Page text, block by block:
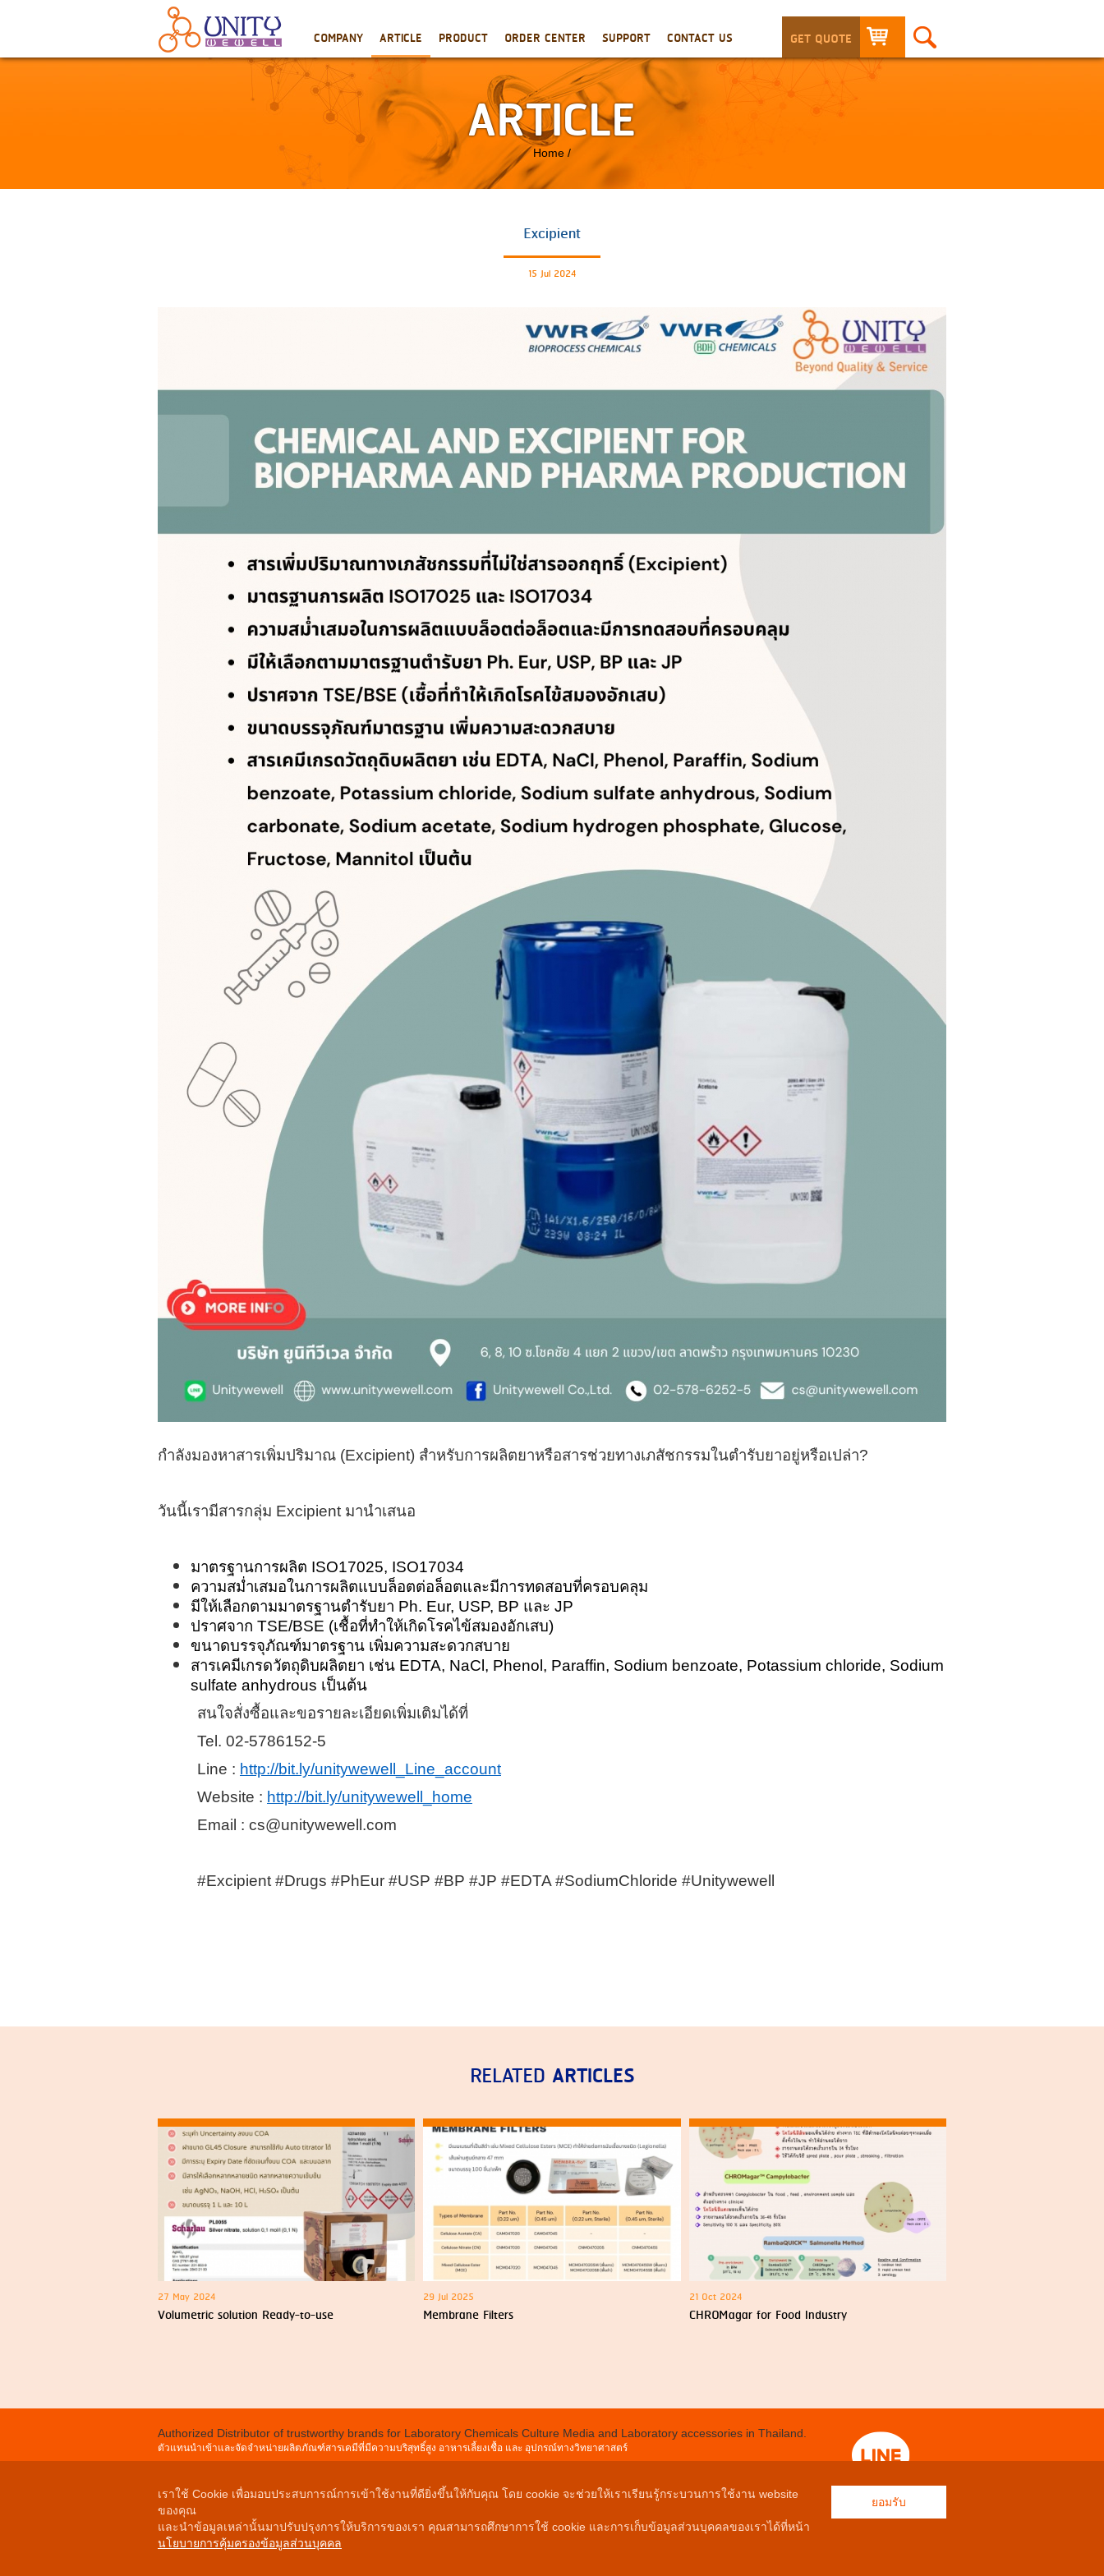
COMPANY ARTICLE PRODUCT ORDER CENTER SUPPORT CONTACT US GET QUOTE
ARTICLE
Home /
Excipient
15 Jul 2024
กำลังมองหาสารเพิ่มปริมาณ (Excipient) สำหรับการผลิตยาหรือสารช่วยทางเภสัชกรรมในตำรับยาอยู่หรือเปล่า?
วันนี้เรามีสารกลุ่ม Excipient มานำเสนอ
มาตรฐานการผลิต ISO17025, ISO17034
ความสม่ำเสมอในการผลิตแบบล็อตต่อล็อตและมีการทดสอบที่ครอบคลุม
มีให้เลือกตามมาตรฐานตํารับยา Ph. Eur, USP, BP และ JP
ปราศจาก TSE/BSE (เชื้อที่ทำให้เกิดโรคไข้สมองอักเสบ)
ขนาดบรรจุภัณฑ์มาตรฐาน เพิ่มความสะดวกสบาย
สารเคมีเกรดวัตถุดิบผลิตยา เช่น EDTA, NaCl, Phenol, Paraffin, Sodium benzoate, Potassium chloride, Sodium
sulfate anhydrous เป็นต้น
สนใจสั่งซื้อและขอรายละเอียดเพิ่มเติมได้ที่
Tel. 02-5786152-5
Line : http://bit.ly/unitywewell_Line_account
Website : http://bit.ly/unitywewell_home
Email : cs@unitywewell.com
#Excipient #Drugs #PhEur #USP #BP #JP #EDTA #SodiumChloride #Unitywewell
RELATED ARTICLES
27 May 2024
Volumetric solution Ready-to-use
29 Jul 2025
Membrane Filters
21 Oct 2024
CHROMagar for Food Industry
เราใช้ Cookie เพื่อมอบประสบการณ์การเข้าใช้งานที่ดียิ่งขึ้นให้กับคุณ โดย cookie จะช่วยให้เราเรียนรู้กระบวนการใช้งาน website
ของคุณ
และนำข้อมูลเหล่านั้นมาปรับปรุงการให้บริการของเรา คุณสามารถศึกษาการใช้ cookie และการเก็บข้อมูลส่วนบุคคลของเราได้ที่หน้า
นโยบายการคุ้มครองข้อมูลส่วนบุคคล
ยอมรับ
Authorized Distributor of trustworthy brands for Laboratory Chemicals Culture Media and Laboratory accessories in Thailand.
ตัวแทนนำเข้าและจัดจำหน่ายผลิตภัณฑ์สารเคมีที่มีความบริสุทธิ์สูง อาหารเลี้ยงเชื้อ และ อุปกรณ์ทางวิทยาศาสตร์
Tel :
02-578-6152-5
Fax :
02-578-6156-7
COPYRIGHT © 2021 UNITYWEWELL COMPANY LIMITED. ALL RIGHTS RESERVED.